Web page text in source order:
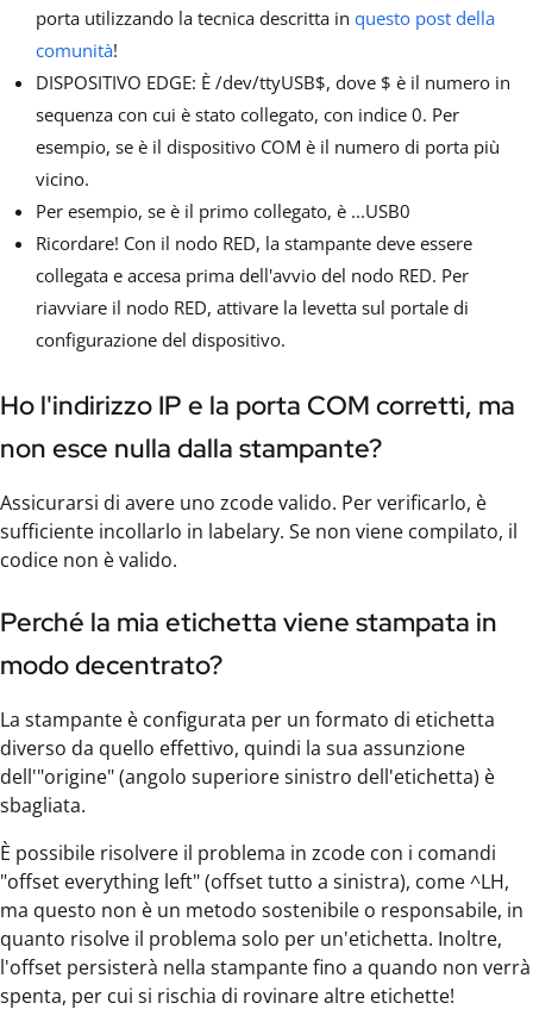
porta utilizzando la tecnica descritta in questo post della
comunità!
DISPOSITIVO EDGE: È /dev/ttyUSB$, dove $ è il numero in
sequenza con cui è stato collegato, con indice 0. Per
esempio, se è il dispositivo COM è il numero di porta più
vicino.
Per esempio, se è il primo collegato, è ...USB0
Ricordare! Con il nodo RED, la stampante deve essere
collegata e accesa prima dell'avvio del nodo RED. Per
riavviare il nodo RED, attivare la levetta sul portale di
configurazione del dispositivo.
Ho l'indirizzo IP e la porta COM corretti, ma
non esce nulla dalla stampante?
Assicurarsi di avere uno zcode valido. Per verificarlo, è
sufficiente incollarlo in labelary. Se non viene compilato, il
codice non è valido.
Perché la mia etichetta viene stampata in
modo decentrato?
La stampante è configurata per un formato di etichetta
diverso da quello effettivo, quindi la sua assunzione
dell'"origine" (angolo superiore sinistro dell'etichetta) è
sbagliata.
È possibile risolvere il problema in zcode con i comandi
"offset everything left" (offset tutto a sinistra), come ^LH,
ma questo non è un metodo sostenibile o responsabile, in
quanto risolve il problema solo per un'etichetta. Inoltre,
l'offset persisterà nella stampante fino a quando non verrà
spenta, per cui si rischia di rovinare altre etichette!